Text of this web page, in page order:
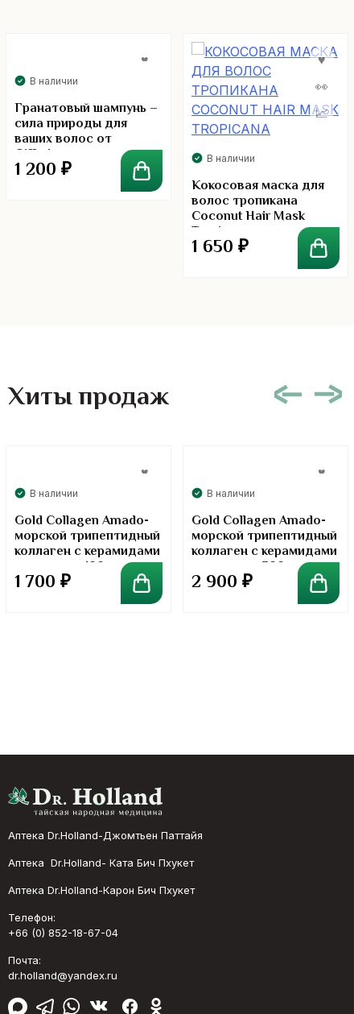
В наличии
Гранатовый шампунь –
сила природы для
ваших волос от
Giffarine
1 200 ₽ В наличии
Кокосовая маска для
волос тропикана
Coconut Hair Mask
Tropicana
1 650 ₽
Хиты продаж
В наличии
Gold Collagen Amado-
морской трипептидный
коллаген с керамидами
в порошке. 100 грамм
1 700 ₽
В наличии
Gold Collagen Amado-
морской трипептидный
коллаген с керамидами
в порошке. 300 грамм
2 900 ₽
Аптека Dr.Holland-Джомтьен Паттайя
Аптека Dr.Holland- Ката Бич Пхукет
Аптека Dr.Holland-Карон Бич Пхукет
Телефон:
+66 (0) 852-18-67-04
Почта:
dr.holland@yandex.ru